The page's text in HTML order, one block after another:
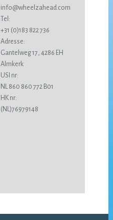
info@wheelzahead.com
Tel:
+31 (0)183 822 736
Adresse:
Gantelweg 17, 4286 EH
Almkerk
USI nr:
NL 860 860 772 B01
HK nr:
(NL)76979148